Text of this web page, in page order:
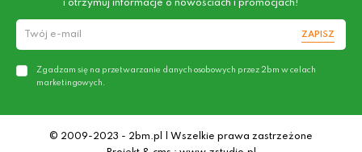
i otrzymuj informacje o nowościach i promocjach!
ZAPISZ
Zgadzam się na przetwarzanie danych osobowych przez 2bm w celach
marketingowych.
© 2009-2023 - 2bm.pl | Wszelkie prawa zastrzeżone